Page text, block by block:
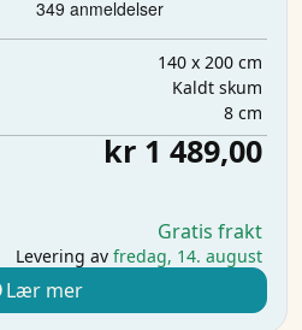
140 x 200 cm
Kaldt skum
8 cm
kr 1 489,00
Gratis frakt
Levering av fredag, 14. august
Lær mer